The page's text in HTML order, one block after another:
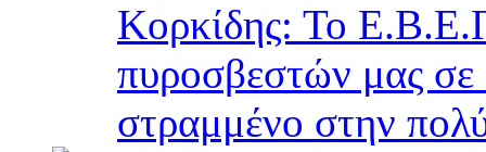
Κορκίδης: Το
πυροσβεστών μας σε
στραμμένο στην